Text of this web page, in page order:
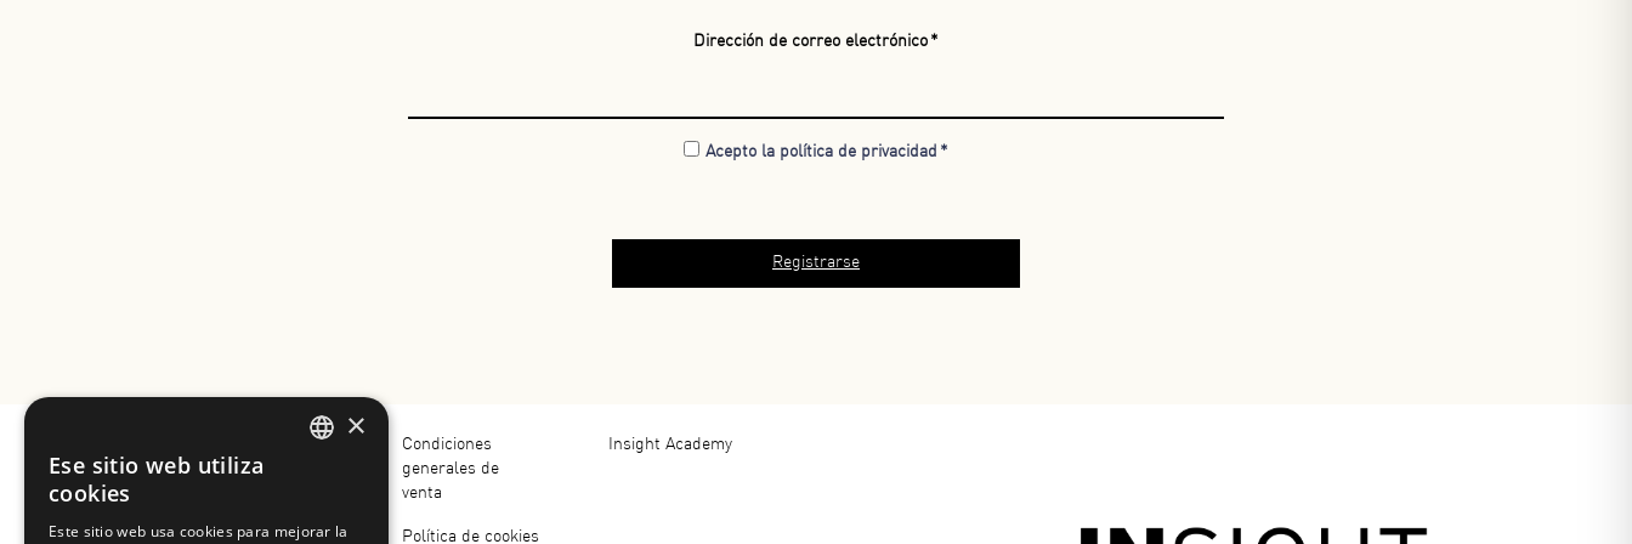
Dirección de correo electrónico
Acepto la política de privacidad
Menu
Política de calidad
y medioambiente
Menù
Footer
Condiciones
generales de
venta
Política de cookies
Menù
Insight Academy
ENGLISH
×
Ese sitio web utiliza
cookies
Este sitio web usa cookies para mejorar la